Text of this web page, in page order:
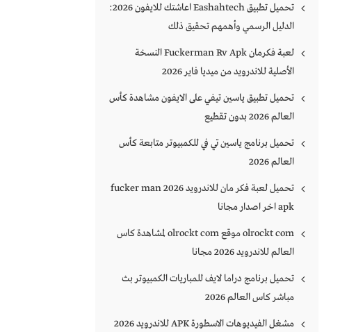
تحميل تطبيق Eashahtech اعاشتك للايفون 2026:
الدليل الرسمي وأهمهم تحقيق ذلك
لعبة فكرمان Fuckerman Rv Apk النسخة
الأصلية للاندرويد من ميديا فاير 2026
تحميل تطبيق ياسين تيفي على الايفون مشاهدة كأس
العالم 2026 بدون تقطيع
تحميل برنامج ياسين تي في للكمبيوتر متابعة كأس
العالم 2026
تحميل لعبة فكر مان للاندرويد 2026 fucker man
apk اخر اصدار مجانا
olrockt com موقع olrockt com لمشاهدة كاس
العالم للاندرويد 2026 مجانا
تحميل برنامج دراما لايف للمباريات الكمبيوتر بث
مباشر كاس العالم 2026
مشغل الفيديوهات الاسطورة APK للاندرويد 2026